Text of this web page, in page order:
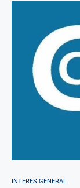
INTERES GENERAL